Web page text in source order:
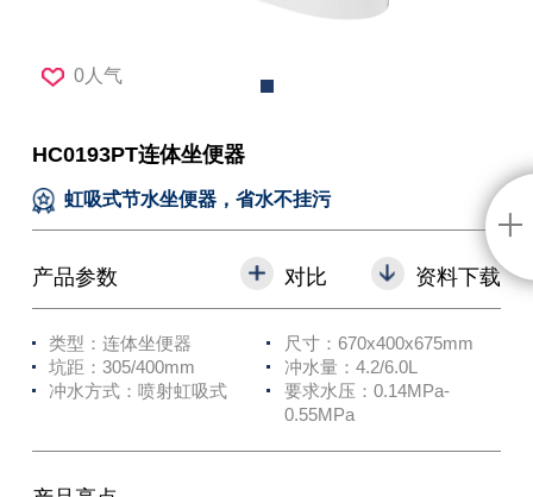
0人气
HC0193PT连体坐便器
虹吸式节水坐便器，省水不挂污
产品参数 资料下载
对比
类型：连体坐便器
尺寸：670x400x675mm
坑距：305/400mm
冲水量：4.2/6.0L
冲水方式：喷射虹吸式
要求水压：0.14MPa-
0.55MPa